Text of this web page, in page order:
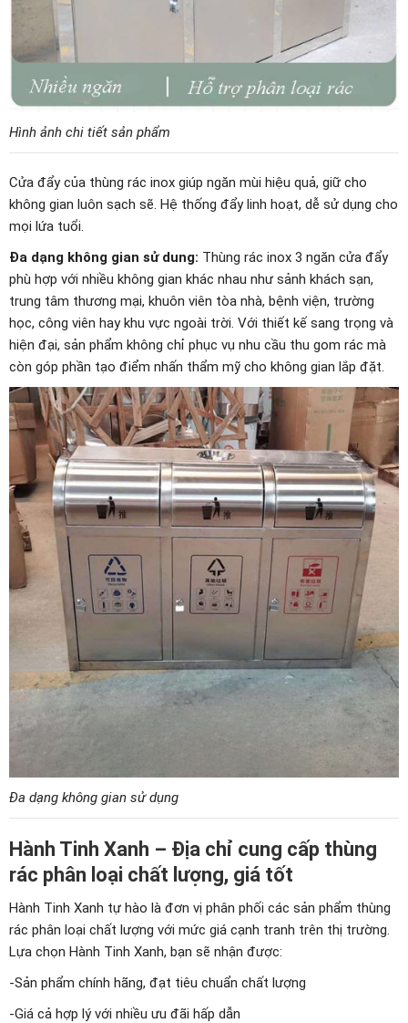
Hình ảnh chi tiết sản phẩm
Cửa đẩy của thùng rác inox giúp ngăn mùi hiệu quả, giữ cho
không gian luôn sạch sẽ. Hệ thống đẩy linh hoạt, dễ sử dụng cho
mọi lứa tuổi.
Đa dạng không gian sử dung: Thùng rác inox 3 ngăn cửa đẩy
phù hợp với nhiều không gian khác nhau như sảnh khách sạn,
trung tâm thương mại, khuôn viên tòa nhà, bệnh viện, trường
học, công viên hay khu vực ngoài trời. Với thiết kế sang trọng và
hiện đại, sản phẩm không chỉ phục vụ nhu cầu thu gom rác mà
còn góp phần tạo điểm nhấn thẩm mỹ cho không gian lắp đặt.
Đa dạng không gian sử dụng
Hành Tinh Xanh – Địa chỉ cung cấp thùng
rác phân loại chất lượng, giá tốt
Hành Tinh Xanh tự hào là đơn vị phân phối các sản phẩm thùng
rác phân loại chất lượng với mức giá cạnh tranh trên thị trường.
Lựa chọn Hành Tinh Xanh, bạn sẽ nhận được:
-Sản phẩm chính hãng, đạt tiêu chuẩn chất lượng
-Giá cả hợp lý với nhiều ưu đãi hấp dẫn